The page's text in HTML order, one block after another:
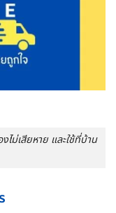
ไม่เสียหาย และใช้ที่บ้าน